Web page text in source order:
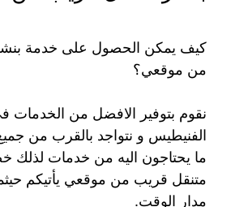
كيف يمكن الحصول على خدمة
من موقعي؟
نقوم بتوفير الافضل من الخدمات
الفنيطيس و نتواجد بالقرب من جميع
ما يحتاجون اليه من خدمات لذلك
متنقل قريب من موقعي يأتيكم
مدار الوقت.